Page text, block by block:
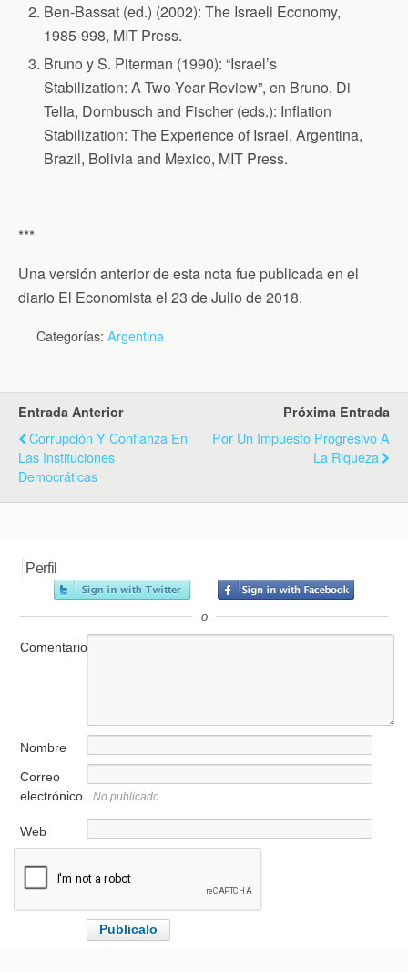
Ben-Bassat (ed.) (2002): The Israeli Economy,
1985-998, MIT Press.
Bruno y S. Piterman (1990): “Israel’s
Stabilization: A Two-Year Review”, en Bruno, Di
Tella, Dornbusch and Fischer (eds.): Inflation
Stabilization: The Experience of Israel, Argentina,
Brazil, Bolivia and Mexico, MIT Press.
***
Una versión anterior de esta nota fue publicada en el
diario El Economista el 23 de Julio de 2018.
Categorías: Argentina
Entrada Anterior
Corrupción Y Confianza En
Las Instituciones
Democráticas
Próxima Entrada
Por Un Impuesto Progresivo A
La Riqueza
Perfil
o
Comentario
Nombre
Correo
electrónico
No publicado
Web